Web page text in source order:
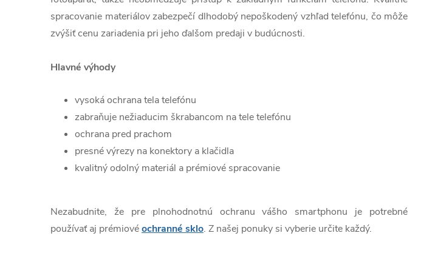
spracovanie materiálov zabezpečí dlhodobý nepoškodený vzhľad telefónu, čo môže
zvýšiť cenu zariadenia pri jeho ďalšom predaji v budúcnosti.
Hlavné výhody
vysoká ochrana tela telefónu
zabraňuje nežiaducim škrabancom na tele telefónu
ochrana pred prachom
presné výrezy na konektory a klačidla
kvalitný odolný materiál a prémiové spracovanie
Nezabudnite, že pre plnohodnotnú ochranu vášho smartphonu je potrebné
používať aj prémiovéochranné sklo. Z našej ponuky si vyberie určite každý.